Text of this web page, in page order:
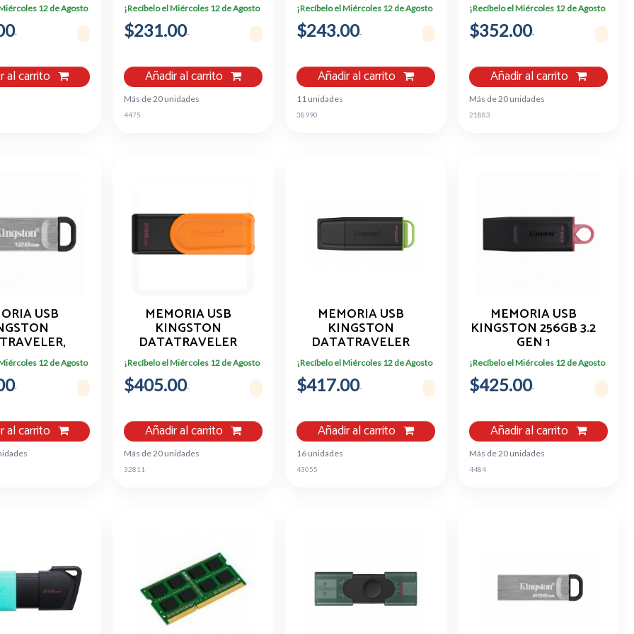
128GB
12 de Agosto
al carrito
3.0, PLATA
DTKN/64GB
¡Recíbelo el Miércoles 12 de Agosto
$231.00
Añadir al carrito
Más de 20 unidades
4475
3.2
¡Recíbelo el Miércoles 12 de Agosto
$243.00
Añadir al carrito
11 unidades
38990
¡Recíbelo el Miércoles 12 de Agosto
$352.00
Añadir al carrito
Más de 20 unidades
21883
USB
USB 3.2,
128GB
12 de Agosto
al carrito
MEMORIA USB
KINGSTON
DATATRAVELER
EXODIA S 256GB USB
3.2 GEN 1
¡Recíbelo el Miércoles 12 de Agosto
$405.00
Añadir al carrito
Más de 20 unidades
32811
MEMORIA USB
KINGSTON
DATATRAVELER
EXODIA USB 256GB
3.2 GEN1
¡Recíbelo el Miércoles 12 de Agosto
$417.00
Añadir al carrito
16 unidades
43055
MEMORIA USB
KINGSTON 256GB 3.2
GEN 1
DATATRAVELER
EXODIA DTX 256GB
¡Recíbelo el Miércoles 12 de Agosto
$425.00
Añadir al carrito
Más de 20 unidades
4484